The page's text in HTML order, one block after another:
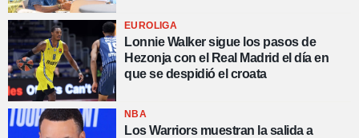
EUROLIGA
Lonnie Walker sigue los pasos de
Hezonja con el Real Madrid el día en
que se despidió el croata
NBA
Los Warriors muestran la salida a